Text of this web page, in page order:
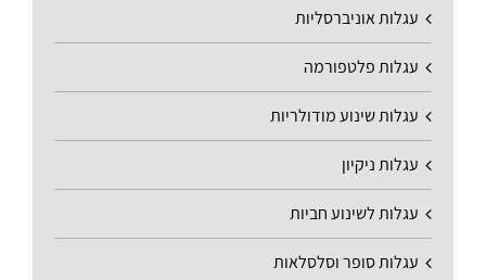
עגלות אוניברסליות
עגלות פלטפורמה
עגלות שינוע מודולריות
עגלות ניקיון
עגלות לשינוע חביות
עגלות סופר וסלסלאות